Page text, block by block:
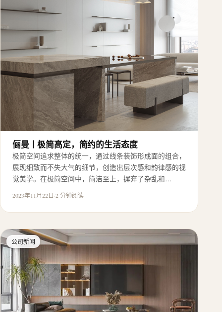
俪曼丨极简高定，简约的生活态度
极简空间追求整体的统一，通过线条装饰形成面的组合，
展现细致而不失大气的细节，创造出层次感和韵律感的视
觉美学。在极简空间中，简洁至上，摒弃了杂乱和…
2023年11月22日·2 分钟阅读
公司新闻